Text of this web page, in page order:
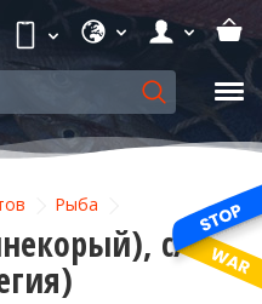
Рыба
с/м